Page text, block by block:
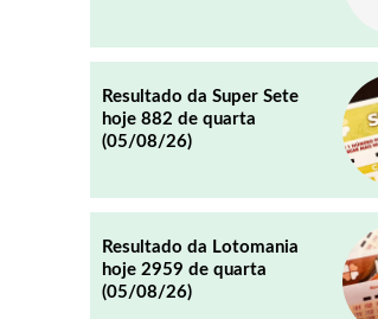
Resultado da Super Sete
hoje 882 de quarta
(05/08/26)
Resultado da Lotomania
hoje 2959 de quarta
(05/08/26)